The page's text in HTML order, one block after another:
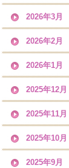
2026年3月
2026年2月
2026年1月
2025年12月
2025年11月
2025年10月
2025年9月